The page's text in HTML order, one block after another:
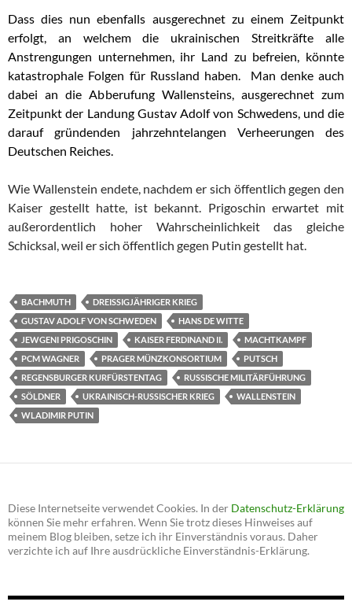
Dass dies nun ebenfalls ausgerechnet zu einem Zeitpunkt
erfolgt, an welchem die ukrainischen Streitkräfte alle
Anstrengungen unternehmen, ihr Land zu befreien, könnte
katastrophale Folgen für Russland haben. Man denke auch
dabei an die Abberufung Wallensteins, ausgerechnet zum
Zeitpunkt der Landung Gustav Adolf von Schwedens, und die
darauf gründenden jahrzehntelangen Verheerungen des
Deutschen Reiches.
Wie Wallenstein endete, nachdem er sich öffentlich gegen den
Kaiser gestellt hatte, ist bekannt. Prigoschin erwartet mit
außerordentlich hoher Wahrscheinlichkeit das gleiche
Schicksal, weil er sich öffentlich gegen Putin gestellt hat.
BACHMUTH
DREISSIGJÄHRIGER KRIEG
GUSTAV ADOLF VON SCHWEDEN
HANS DE WITTE
JEWGENI PRIGOSCHIN
KAISER FERDINAND II.
MACHTKAMPF
PCM WAGNER
PRAGER MÜNZKONSORTIUM
PUTSCH
REGENSBURGER KURFÜRSTENTAG
RUSSISCHE MILITÄRFÜHRUNG
SÖLDNER
UKRAINISCH-RUSSISCHER KRIEG
WALLENSTEIN
WLADIMIR PUTIN
Diese Internetseite verwendet Cookies. In der Datenschutz-Erklärung
können Sie mehr erfahren. Wenn Sie trotz dieses Hinweises auf
meinem Blog bleiben, setze ich ihr Einverständnis voraus. Daher
verzichte ich auf Ihre ausdrückliche Einverständnis-Erklärung.